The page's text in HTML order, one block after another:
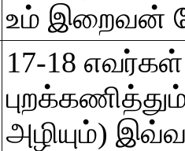
உம் இறைவன்
17-18
அழியும்)